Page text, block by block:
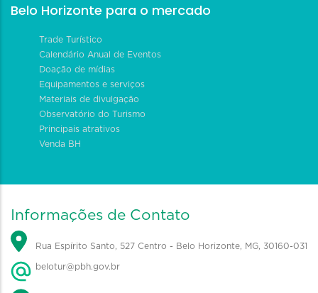
Belo Horizonte para o mercado
Trade Turístico
Calendário Anual de Eventos
Doação de mídias
Equipamentos e serviços
Materiais de divulgação
Observatório do Turismo
Principais atrativos
Venda BH
Informações de Contato
Rua Espírito Santo, 527 Centro - Belo Horizonte, MG, 30160-031
belotur@pbh.gov.br